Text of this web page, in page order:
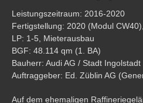
Leistungszeitraum: 2016-2020
Fertigstellung: 2020 (Modul
LP: 1-5, Mieterausbau
BGF: 48.114 qm (1. BA)
Bauherr: Audi AG / Stadt Ingolstadt
Auftraggeber: Ed. Züblin AG
Auf dem ehemaligen